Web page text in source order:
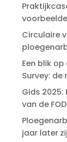
Circulaire
Een blik
Survey:
Gids
van de FOD
jaar later